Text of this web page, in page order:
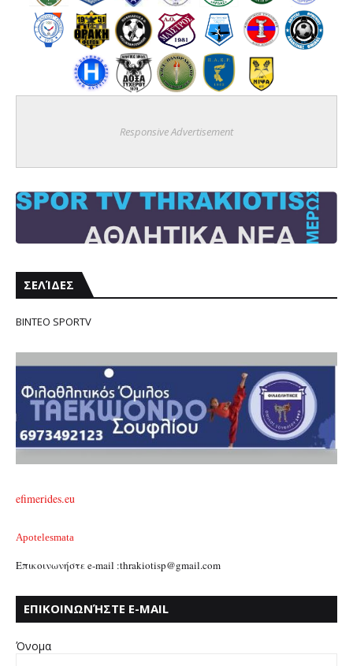
Responsive Advertisement
ΣΕΛΊΔΕΣ
ΒΙΝΤΕΟ SPORTV
efimerides.eu
Apotelesmata
Επικοινωνήστε e-mail :thrakiotisp@gmail.com
ΕΠΙΚΟΙΝΩΝΉΣΤΕ E-MAIL
Όνομα